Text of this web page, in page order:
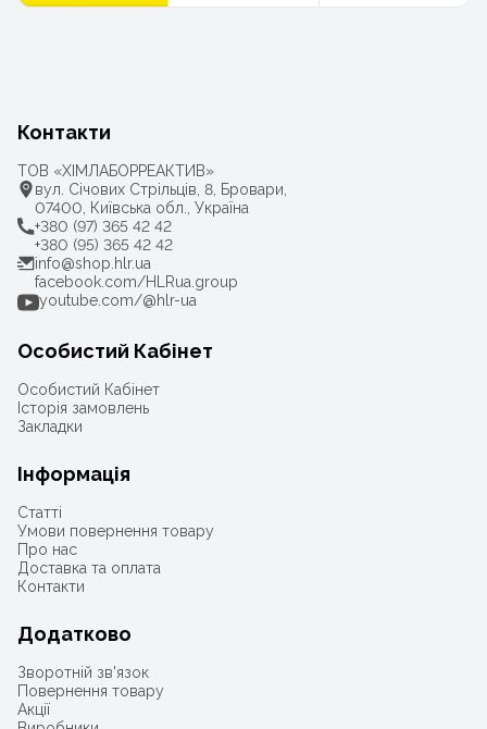
Контакти
ТОВ «ХІМЛАБОРРЕАКТИВ»
вул. Січових Стрільців, 8, Бровари,
07400, Київська обл., Україна
+380 (97) 365 42 42
+380 (95) 365 42 42
info@shop.hlr.ua
facebook.com/HLRua.group
youtube.com/@hlr-ua
Особистий Кабінет
Особистий Кабінет
Історія замовлень
Закладки
Інформація
Статті
Умови повернення товару
Про нас
Доставка та оплата
Контакти
Додатково
Зворотній зв'язок
Повернення товару
Акції